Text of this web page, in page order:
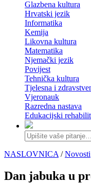
Glazbena kultura
Hrvatski jezik
Informatika
Kemija
Likovna kultura
Matematika
Njemački jezik
Povijest
Tehnička kultura
Tjelesna i
Vjeronauk
Razredna nastava
Edukacijski
NASLOVNICA /Novosti
Dan jabuka u